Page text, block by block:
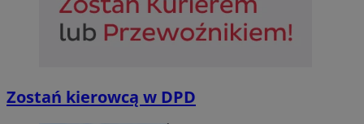
Zostań kierowcą w DPD
Niesklasyfikowane